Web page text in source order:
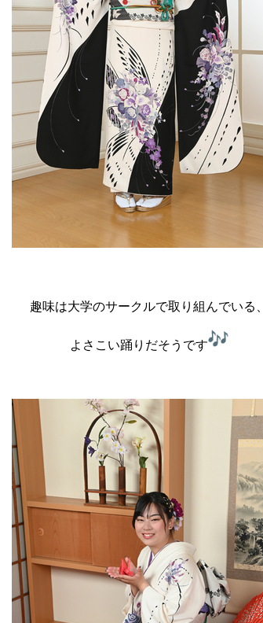
趣味は大学のサークルで取り組んでいる、
よさこい踊りだそうです